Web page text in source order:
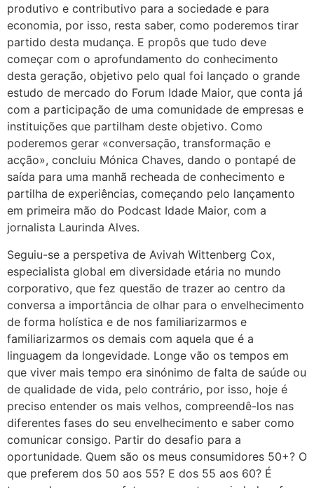
produtivo e contributivo para a sociedade e para
economia, por isso, resta saber, como poderemos tirar
partido desta mudança. E propôs que tudo deve
começar com o aprofundamento do conhecimento
desta geração, objetivo pelo qual foi lançado o grande
estudo de mercado do Forum Idade Maior, que conta já
com a participação de uma comunidade de empresas e
instituições que partilham deste objetivo. Como
poderemos gerar «conversação, transformação e
acção», concluiu Mónica Chaves, dando o pontapé de
saída para uma manhã recheada de conhecimento e
partilha de experiências, começando pelo lançamento
em primeira mão do Podcast Idade Maior, com a
jornalista Laurinda Alves.
Seguiu-se a perspetiva de Avivah Wittenberg Cox,
especialista global em diversidade etária no mundo
corporativo, que fez questão de trazer ao centro da
conversa a importância de olhar para o envelhecimento
de forma holística e de nos familiarizarmos e
familiarizarmos os demais com aquela que é a
linguagem da longevidade. Longe vão os tempos em
que viver mais tempo era sinónimo de falta de saúde ou
de qualidade de vida, pelo contrário, por isso, hoje é
preciso entender os mais velhos, compreendê-los nas
diferentes fases do seu envelhecimento e saber como
comunicar consigo. Partir do desafio para a
oportunidade. Quem são os meus consumidores 50+? O
que preferem dos 50 aos 55? E dos 55 aos 60? É